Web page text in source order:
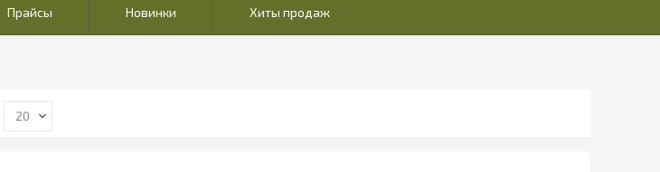
Прайсы Новинки Хиты продаж